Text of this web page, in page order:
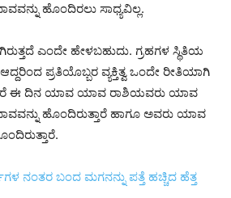
ಹೊಂದಿರಲು ಸಾಧ್ಯವಿಲ್ಲ.
ಎಂದೇ ಹೇಳಬಹುದು. ಗ್ರಹಗಳ ಸ್ಥಿತಿಯ
ಪ್ರತಿಯೊಬ್ಬರ ವ್ಯಕ್ತಿತ್ವ ಒಂದೇ ರೀತಿಯಾಗಿ
ಈ ದಿನ ಯಾವ ಯಾವ ರಾಶಿಯವರು ಯಾವ
ಹೊಂದಿರುತ್ತಾರೆ ಹಾಗೂ ಅವರು ಯಾವ
ನಂತರ ಬಂದ ಮಗನನ್ನು ಪತ್ತೆ ಹಚ್ಚಿದ ಹೆತ್ತ